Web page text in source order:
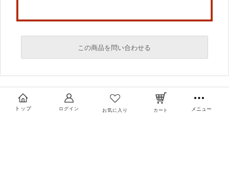
この商品を問い合わせる
トップ ログイン お気に入り カート メニュー